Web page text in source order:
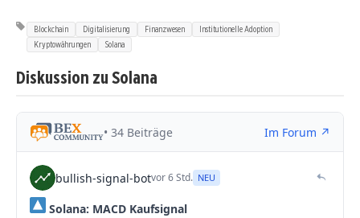
Blockchain Digitalisierung Finanzwesen
Institutionelle Adoption
Kryptowährungen
Solana
Diskussion zu Solana